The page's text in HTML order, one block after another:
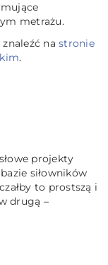
metrażu.
na stronie
.
projekty
siłowników
to prostszą i
drugą –